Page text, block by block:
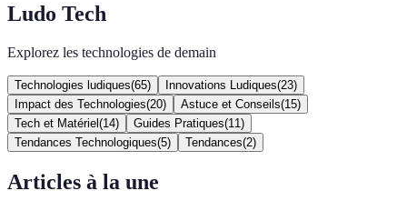
Ludo Tech
Explorez les technologies de demain
Technologies ludiques(65) Innovations Ludiques(23)
Impact des Technologies(20) Astuce et Conseils(15)
Tech et Matériel (14) Guides Pratiques(11 )
Tendances Technologiques(5) Tendances(2)
Articles à la une